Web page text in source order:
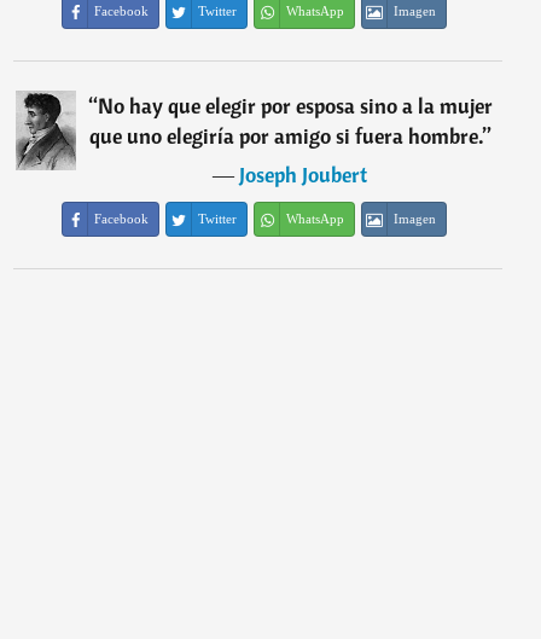
Facebook Twitter WhatsApp Imagen
“No hay que elegir por esposa sino a la mujer
que uno elegiría por amigo si fuera hombre.”
―Joseph Joubert
Facebook Twitter WhatsApp Imagen